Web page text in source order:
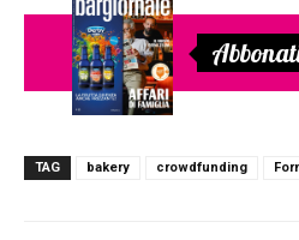
TAG bakery crowdfunding